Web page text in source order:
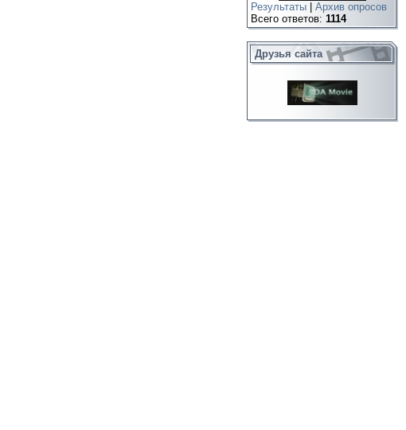
Результаты
Архив опросов
Всего ответов: 1114
Друзья сайта